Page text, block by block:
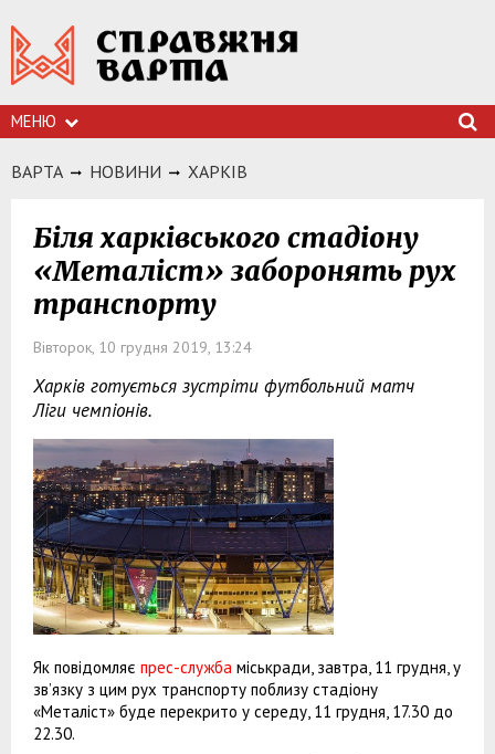
МЕНЮ
ВАРТА НОВИНИ ХАРКIВ
Біля харківського стадіону
«Металіст» заборонять рух
транспорту
Вівторок, 10 грудня 2019, 13:24
Харків готується зустріти футбольний матч
Ліги чемпіонів.
Як повідомляє прес-служба міськради, завтра, 11 грудня, у
зв’язку з цим рух транспорту поблизу стадіону
«Металіст» буде перекрито у середу, 11 грудня, 17.30 до
22.30.